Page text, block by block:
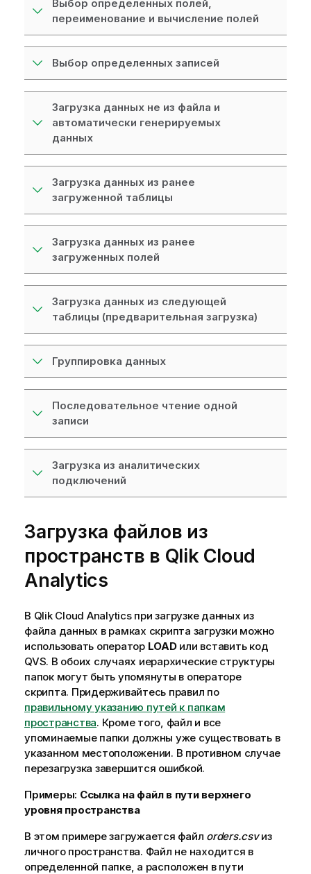
н
и
и
м
ц
и
Выбор определенных полей,
переименование и вычисление полей
Выбор определенных записей
Загрузка данных не из файла и
автоматически генерируемых
данных
Загрузка данных из ранее
загруженной таблицы
Загрузка данных из ранее
загруженных полей
Загрузка данных из следующей
таблицы (предварительная загрузка)
Группировка данных
Последовательное чтение одной
записи
Загрузка из аналитических
подключений
Загрузка файлов из
пространств в Qlik Cloud
Analytics
В Qlik Cloud Analyticsпри загрузке данных из
файла данных в рамках скрипта загрузки можно
использовать оператор LOADили вставить код
QVS. В обоих случаях иерархические структуры
папок могут быть упомянуты в операторе
скрипта. Придерживайтесь правил по
правильному указанию путей к папкам
пространства. Кроме того, файл и все
упоминаемые папки должны уже существовать в
указанном местоположении. В противном случае
перезагрузка завершится ошибкой.
Примеры: Ссылка на файл в пути верхнего
уровня пространства
В этом примере загружается файл orders.csvиз
личного пространства. Файл не находится в
определенной папке, а расположен в пути